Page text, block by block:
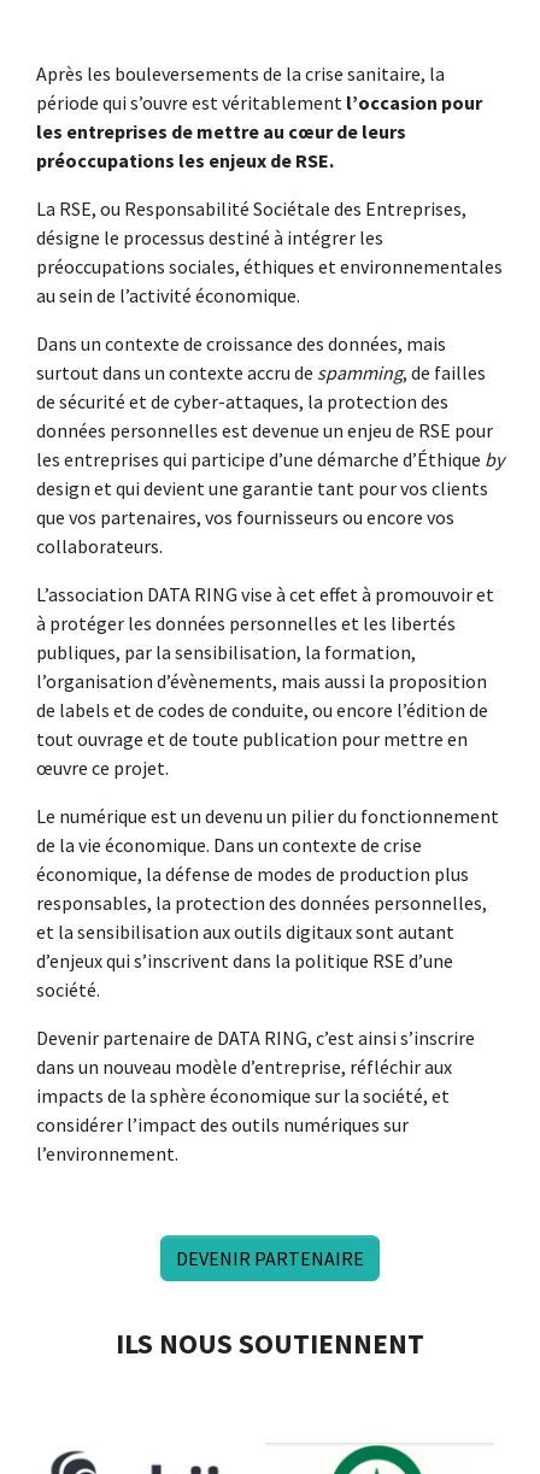
Après les bouleversements de la crise sanitaire, la
période qui s’ouvre est véritablement l’occasion pour
les entreprises de mettre au cœur de leurs
préoccupations les enjeux de RSE.
La RSE, ou Responsabilité Sociétale des Entreprises,
désigne le processus destiné à intégrer les
préoccupations sociales, éthiques et environnementales
au sein de l’activité économique.
Dans un contexte de croissance des données, mais
surtout dans un contexte accru de spamming, de failles
de sécurité et de cyber-attaques, la protection des
données personnelles est devenue un enjeu de RSE pour
les entreprises qui participe d’une démarche d’Éthique by
design et qui devient une garantie tant pour vos clients
que vos partenaires, vos fournisseurs ou encore vos
collaborateurs.
L’association DATA RING vise à cet effet à promouvoir et
à protéger les données personnelles et les libertés
publiques, par la sensibilisation, la formation,
l’organisation d’évènements, mais aussi la proposition
de labels et de codes de conduite, ou encore l’édition de
tout ouvrage et de toute publication pour mettre en
œuvre ce projet.
Le numérique est un devenu un pilier du fonctionnement
de la vie économique. Dans un contexte de crise
économique, la défense de modes de production plus
responsables, la protection des données personnelles,
et la sensibilisation aux outils digitaux sont autant
d’enjeux qui s’inscrivent dans la politique RSE d’une
société.
Devenir partenaire de DATA RING, c’est ainsi s’inscrire
dans un nouveau modèle d’entreprise, réfléchir aux
impacts de la sphère économique sur la société, et
considérer l’impact des outils numériques sur
l’environnement.
DEVENIR PARTENAIRE
ILS NOUS SOUTIENNENT